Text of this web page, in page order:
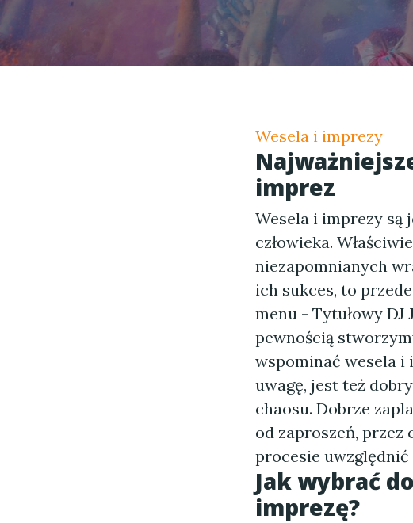
Wesela i imprezy
imprez
Wesela i imprezy są
człowieka.
niezapomnianych
ich sukces, to
menu - Tytułowy DJ
pewnością
wspominać wesela i
uwagę, jest też
chaosu. Dobrze
od zaproszeń, przez
procesie
Jak wybrać
imprezę?